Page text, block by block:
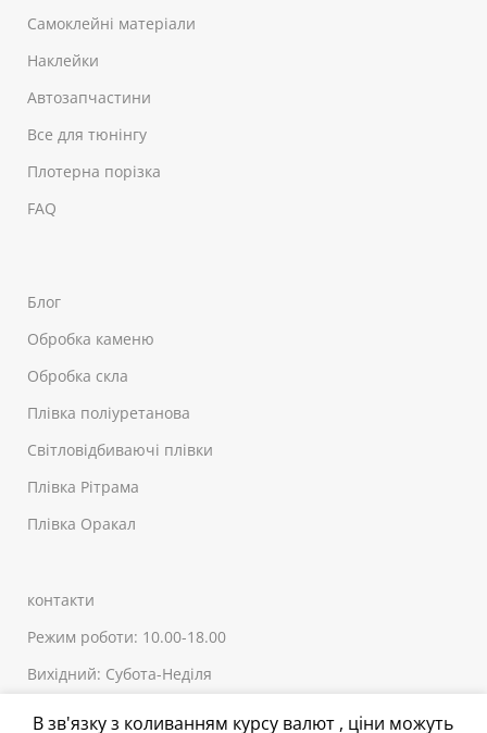
Самоклейні матеріали
Наклейки
Автозапчастини
Все для тюнінгу
Плотерна порізка
FAQ
Блог
Обробка каменю
Обробка скла
Плівка поліуретанова
Світловідбиваючі плівки
Плівка Рітрама
Плівка Оракал
контакти
Режим роботи: 10.00-18.00
Вихідний: Субота-Неділя
В зв'язку з коливанням курсу валют , ціни можуть